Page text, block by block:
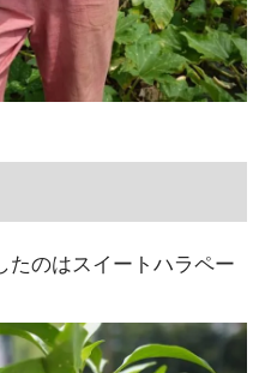
たのはスイートハラペー